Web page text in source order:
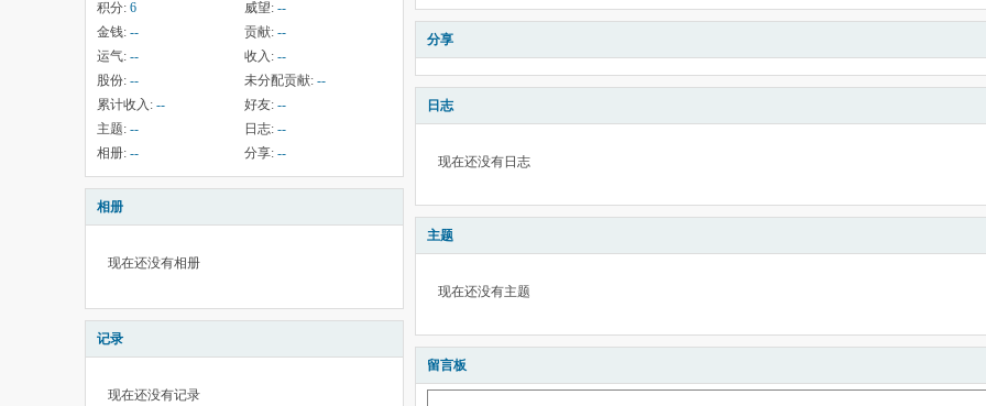
积分: 6 威望: --
金钱: -- 贡献: --
运气: -- 收入: --
股份: -- 未分配贡献: --
累计收入: -- 好友: --
主题: -- 日志: --
相册: -- 分享: --
相册
现在还没有相册
记录
现在还没有记录
分享
日志
现在还没有日志
主题
现在还没有主题
留言板